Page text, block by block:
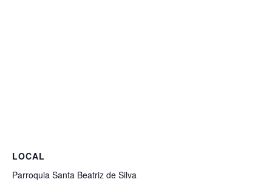
LOCAL
Parroquia Santa Beatriz de Silva